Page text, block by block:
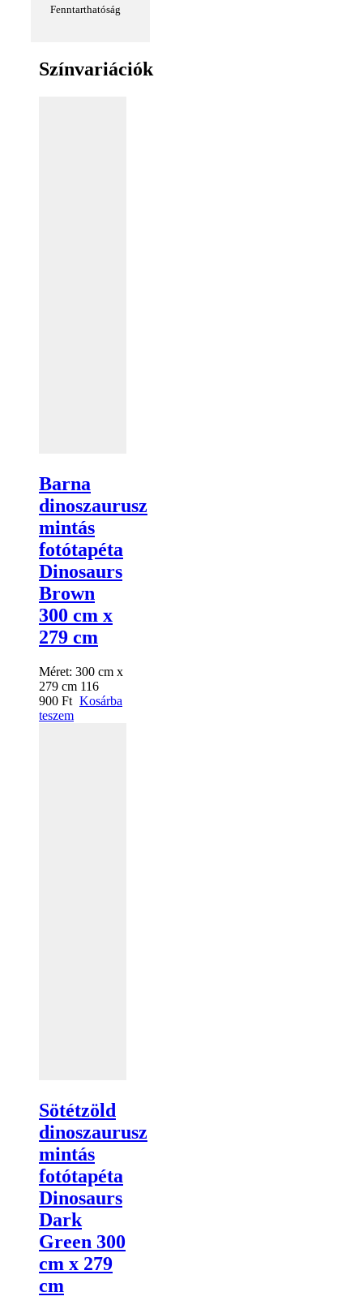
Fenntarthatóság
Színvariációk
Barna
dinoszaurusz
mintás
fotótapéta
Dinosaurs
Brown
300 cm x
279 cm
Méret: 300 cm x
279 cm 116
900 Ft Kosárba
teszem
Sötétzöld
dinoszaurusz
mintás
fotótapéta
Dinosaurs
Dark
Green 300
cm x 279
cm